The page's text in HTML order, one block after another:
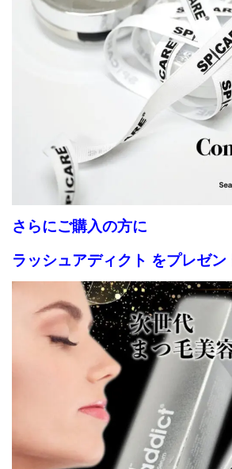
さらにご購入の方に
ラッシュアディクト をプレゼン